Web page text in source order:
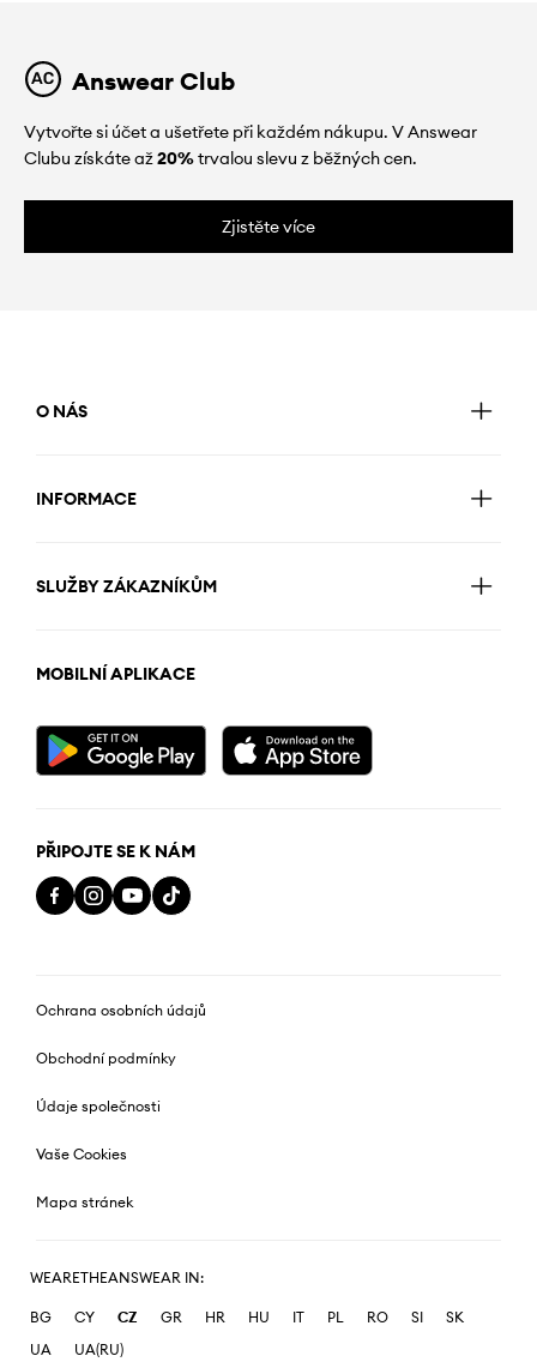
Answear Club
Vytvořte si účet a ušetřete při každém nákupu. V Answear
Clubu získáte až20%trvalou slevu z běžných cen.
Zjistěte více
O NÁS
INFORMACE
SLUŽBY ZÁKAZNÍKŮM
MOBILNÍ APLIKACE
PŘIPOJTE SE K NÁM
Ochrana osobních údajů
Obchodní podmínky
Údaje společnosti
Vaše Cookies
Mapa stránek
WEARETHEANSWEAR IN:
BG CY CZ GR HR HU IT PL RO SI
SK
UA
UA(RU)